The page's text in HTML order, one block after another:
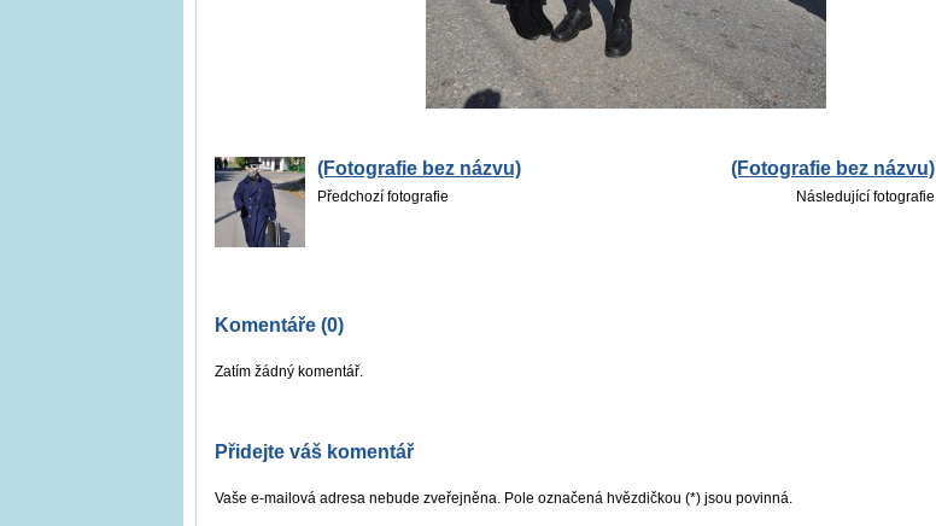
(Fotografie bez názvu)
Předchozí fotografie
(Fotografie bez názvu)
Následující fotografie
Komentáře (0)
Zatím žádný komentář.
Přidejte váš komentář
Vaše e-mailová adresa nebude zveřejněna. Pole označená hvězdičkou (*) jsou povinná.